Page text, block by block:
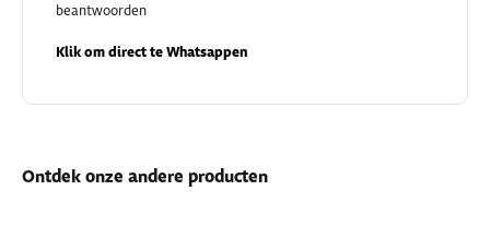
beantwoorden
Klik om direct te Whatsappen
Ontdek onze andere producten